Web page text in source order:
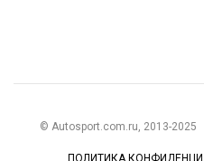
© Autosport.com.ru, 2013-2025
ПОЛИТИКА